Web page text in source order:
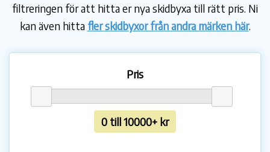
filtreringen för att hitta er nya skidbyxa till rätt pris. Ni
kan även hitta fler skidbyxor från andra märken här.
Pris
0 till 10000+ kr